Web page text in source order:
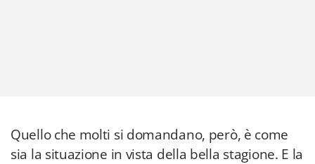
Quello che molti si domandano, però, è come
sia la situazione in vista della bella stagione. E la